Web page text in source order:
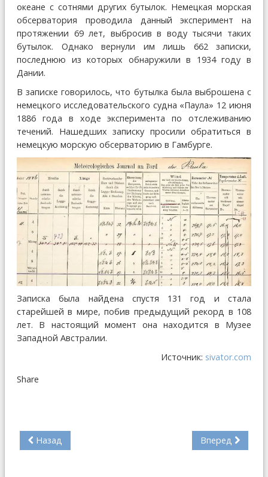
океане с сотнями других бутылок. Немецкая морская
обсерватория проводила данный эксперимент на
протяжении 69 лет, выбросив в воду тысячи таких
бутылок. Однако вернули им лишь 662 записки,
последнюю из которых обнаружили в 1934 году в
Дании.
В записке говорилось, что бутылка была выброшена с
немецкого исследовательского судна «Паула» 12 июня
1886 года в ходе эксперимента по отслеживанию
течений. Нашедших записку просили обратиться в
немецкую морскую обсерваторию в Гамбурге.
Записка была найдена спустя 131 год и стала
старейшей в мире, побив предыдущий рекорд в 108
лет. В настоящий момент она находится в Музее
Западной Австралии.
Источник: sivator.com
Share
Назад Вперед